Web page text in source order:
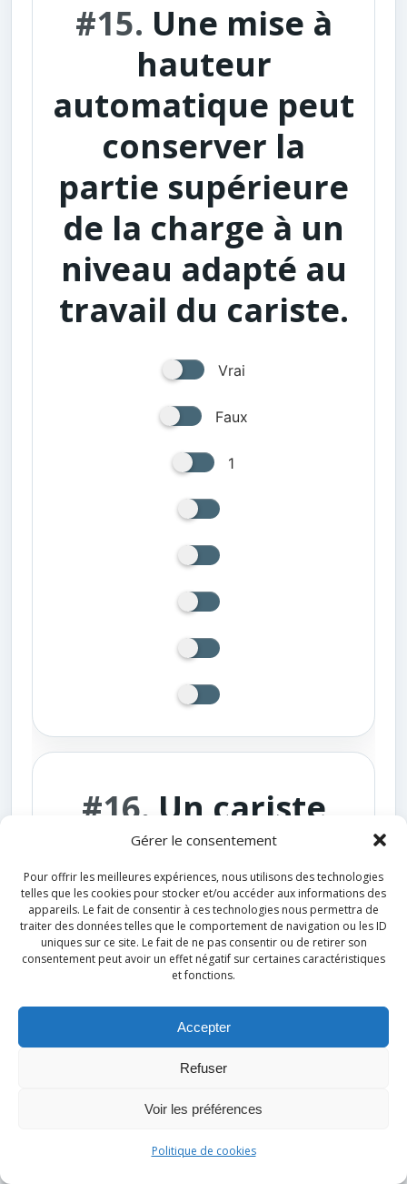
Gérer le consentement
Pour offrir les meilleures expériences, nous utilisons des technologies
telles que les cookies pour stocker et/ou accéder aux informations des
appareils. Le fait de consentir à ces technologies nous permettra de
traiter des données telles que le comportement de navigation ou les ID
uniques sur ce site. Le fait de ne pas consentir ou de retirer son
consentement peut avoir un effet négatif sur certaines caractéristiques
et fonctions.
Accepter
Refuser
Voir les préférences
Politique de cookies
#15. Une mise à
hauteur
automatique peut
conserver la
partie supérieure
de la charge à un
niveau adapté au
travail du cariste.
Vrai
Faux
1
#16. Un cariste
peut utiliser la
mise à hauteur
automatique sans
formation ni
consignes
particulières.
Vrai
Faux